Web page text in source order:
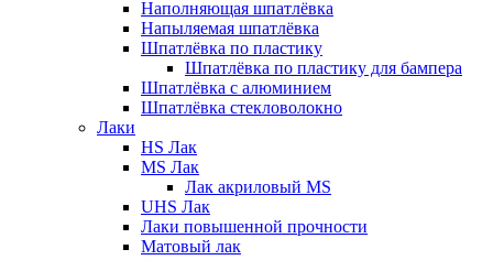
Наполняющая шпатлёвка
Напыляемая шпатлёвка
Шпатлёвка по пластику
Шпатлёвка по пластику для бампера
Шпатлёвка с алюминием
Шпатлёвка стекловолокно
Лаки
HS Лак
MS Лак
Лак акриловый MS
UHS Лак
Лаки повышенной прочности
Матовый лак